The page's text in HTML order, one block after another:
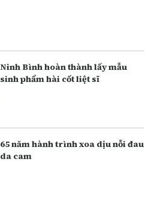
Ninh Bình hoàn thành lấy mẫu
sinh phẩm hài cốt liệt sĩ
65 năm hành trình xoa dịu nỗi đau
da cam